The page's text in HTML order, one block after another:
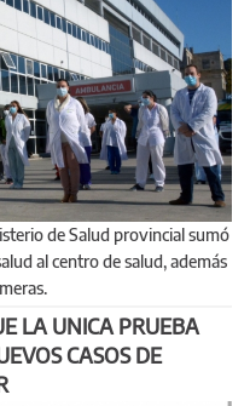
al centro de salud, además
LA UNICA PRUEBA
CASOS DE